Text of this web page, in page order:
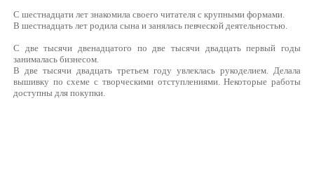
С шестнадцати лет знакомила своего читателя с крупными формами.
В шестнадцать лет родила сына и занялась певческой деятельностью.
С две тысячи двенадцатого по две тысячи двадцать первый годы
занималась бизнесом.
В две тысячи двадцать третьем году увлеклась рукоделием. Делала
вышивку по схеме с творческими отступлениями. Некоторые работы
доступны для покупки.